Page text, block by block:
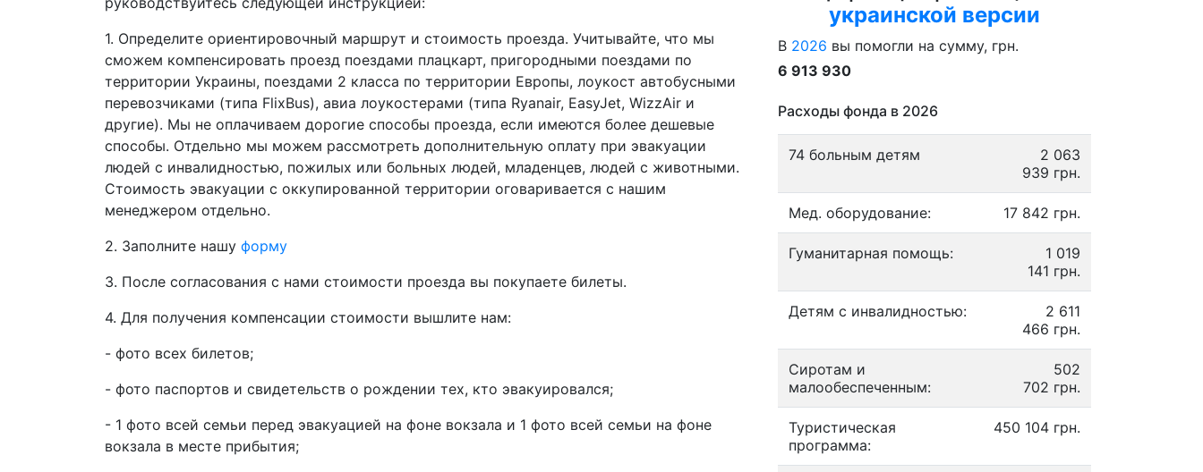
1. Определите ориентировочный маршрут и стоимость проезда. Учитывайте, что мы
сможем компенсировать проезд поездами плацкарт, пригородными поездами по
территории Украины, поездами 2 класса по территории Европы, лоукост автобусными
перевозчиками (типа FlixBus), авиа лоукостерами (типа Ryanair, EasyJet, WizzAir и
другие). Мы не оплачиваем дорогие способы проезда, если имеются более дешевые
способы. Отдельно мы можем рассмотреть дополнительную оплату при эвакуации
людей с инвалидностью, пожилых или больных людей, младенцев, людей с животными.
Стоимость эвакуации с оккупированной территории оговаривается с нашим
менеджером отдельно.
2. Заполните нашу форму
3. После согласования с нами стоимости проезда вы покупаете билеты.
4. Для получения компенсации стоимости вышлите нам:
- фото всех билетов;
- фото паспортов и свидетельств о рождении тех, кто эвакуировался;
- 1 фото всей семьи перед эвакуацией на фоне вокзала и 1 фото всей семьи на фоне
вокзала в месте прибытия;
украинской версии
В 2026 вы помогли на сумму, грн.
6 913 930
Расходы фонда в 2026
74 больным детям
2 063
939 грн.
Мед. оборудование: 17 842 грн.
Гуманитарная помощь:
1 019
141 грн.
Детям с инвалидностью:
2 611
466 грн.
Сиротам и
малообеспеченным:
502
702 грн.
Туристическая
программа:
450 104 грн.